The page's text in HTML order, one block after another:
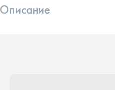
Описание